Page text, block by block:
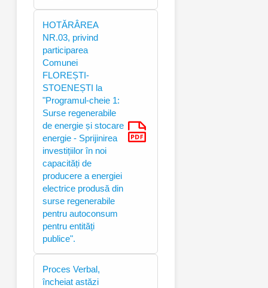
HOTĂRÂREA
NR.03, privind
participarea
Comunei
FLOREȘTI-
STOENEȘTI la
"Programul-cheie 1:
Surse regenerabile
de energie și stocare
energie - Sprijinirea
investițiilor în noi
capacități de
producere a energiei
electrice produsă din
surse regenerabile
pentru autoconsum
pentru entități
publice".
Proces Verbal,
încheiat astăzi